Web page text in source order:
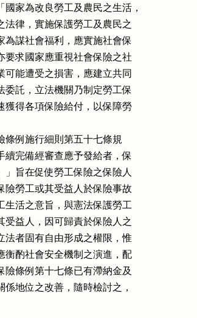
相關依法令從事公務之人員，如因故意或過失違背上開作業期限規定，或怠
        於執行職務，致人民權益遭受損害者，核屬是否應由國家負損害賠償責任問
        題，與應否加計遲延利息無關。」

協同意見書                                                  大法官  許宗力
    本件聲請人與本院釋字第五六八號解釋係同一聲請人。聲請人前因其夫於民國八
十七年間不幸離世，而以勞工保險（下稱勞保）受益人身分，向勞工保險局（下稱勞
保局）請領勞保給付，勞保局認其夫之投保單位曾有逾期未繳保險費之事實，該局業
依當時有效之勞工保險條例施行細則第十八條規定逕予退保，該保險事故發生時已無
保險關係，拒絕給付。聲請人不服，歷經爭訟程序後向本院聲請解釋，經本院以釋字
第五六八號解釋宣告勞工保險條例施行細則第十八條訂定母法所無之退保事由，與法
律保留原則有違在案。
    勞保局據上開解釋意旨重新審查、核付聲請人勞工保險給付。然聲請人認其勞保
給付之申請係於八十七年八月間提出，依勞工保險條例施行細則第五十七條規定（下
稱系爭規定），保險人應於收到申請現金給付之申請書之日起十日內，發給保險給付
，但本件申請卻因法令違憲，備嘗訟累艱辛，始於提出申請日後一千九百八十九日獲
得給付，從而主張保險人應按保險法第三十四條規定，給付遲延利息。聲請人上開主
張於訴願、行政訴訟均遭駁回，聲請人乃再度向本院聲請解釋。
    因此，本件爭點在於勞工保險法及其施行細則並未明文規定保險人給付遲延時，
應給付遲延利息，此種立法不作為是否對人民構成憲法上權利之侵害？又構成何種憲
法權利之侵害？換言之，人民有無憲法上之請求權可以請求本院宣告此種立法不作為
違憲？而本院又該如何予以審查？
    本案係因遲延利息所生，但多數意見在各方折衝之下，僅能輕描淡寫系爭規定合
憲，卻連爭點所在的「遲延利息」四字都不見諸解釋文與理由書，遑論對立法不作為
的違憲審查問題有較為深入的著墨，尤其未明確論述人民在面對勞保給付遲延利息的
立法不作為時，是否確有憲法上之請求權，可以就此向本院聲請解釋憲法。又即使在
解釋理由書文末數語指出主管機關將來改進法制之方向，以完全切合憲法第一百五十
三條意旨，但以其用語之模糊，恐怕主管機關亦難甚解其意。另一方面，無論多數意
見有多少為德不卒之憾，其畢竟以相當之努力，關注遲延利息這個在整體勞工保護法
制上較少受人注意的議題，本席自亦不樂見其間所涉及的憲法解釋方法問題，和對主
管機關所透露的微言大義，盡沒於簡賅之行文中，爰提協同意見書補充如下。
一、勞保給付之遲延利息受憲法第十五條財產權之保障
        勞保給付係屬憲法第十五條財產權保障之範圍。最主要的理由是，勞保給付
    並非單純社會福利給付，而須由勞工負擔一定之對價。固然基於勞工保護之政策
    及其社會保險之特性，勞保之費率與承保之風險間不完全對應，且保費有相當比
    例係由雇主及政府依法負擔，勞工所負擔者並非全額，因此沖淡了勞工保險給付
    之於保險費的對價性，但無論如何，在勞工仍須依法繳納保險費的前提下，保險
    事故發生後所應給予之保險給付，即使不是百分之百，仍是其保險費之對待給付
    ，基於其對待給付的性質，勞保給付應受憲法財產權之保障（註一）。
        本院有關勞工保險之多數解釋，通常僅論及勞工保險係立法者為完成憲法第
    一百五十三條、第一百五十五條、增修條文第十條第八項規定之憲法委託，所設
    之勞工保護制度，於此之外雖然承認勞工依法加入勞工保險及因此所生之公法上
    權利應受憲法保護，但往往不點明個案具體涉及之憲法上權利為何，如釋字第四
    五六號解釋（加保資格限制）、釋字第五四九號解釋（請領遺屬津貼之限制）、
    釋字第五六八號解釋（逕行退保事由）、釋字第六○九號解釋（請領死亡給付之
    限制）均是。不過，至少釋字第五六○號解釋曾指明該案中對喪葬津貼之限制未
    違反憲法第十五條規定，由此看來勞保給付係受憲法第十五條財產權之保障，在
    理論上及解釋前例上，應已確立無疑。
        惟解釋前例雖已確認諸如遺屬津貼、死亡給付與喪葬津貼等勞保給付係屬憲
    法第十五條之保障範圍，但本案與上述解釋仍有不同：前述各號解釋所涉勞保給
    付，均已有法律明定，聲請人等因被排除在他人可依法請領之給付外而聲請解釋
    ；本案則涉及勞保制度中缺席的給付遲延利息—對於尚未經法律明定的給付，我
    們能否站在上揭各解釋之基礎上，進一步承認其亦受憲法保障，又確切在憲法上
    之權利基礎何在？
        本席以為因勞保給付遲延而滋生的遲延利息給付，應如同勞保給付一般，屬
    於憲法第十五條財產權保障之範圍。保險人在保險事故發生時，基於保險契約對
    被保險人或受益人負擔一定之保險給付，係保險人之主要給付義務，而遲延利息
    則為該主要給付陷於給付遲延時所發生之附隨給付義務。當被保險人或受益人對
    上述之主要保險給付享有公法上財產請求權，且該請求權係受憲法保障時，為使
    憲法保障成為有效而有意義的保障，該附隨給付勢須如同主要給付義務一般，一
    併納入憲法財產權保障的範圍。否則若被保險人或受益人對保險人給付遲延所生
    的損害無從請求，稽延日久勢必侵蝕勞保給付的財產本體，而使憲法保障該公法
    上財產請求權之意旨落空。試想：倘被保險人提出申請之五年、甚至十年後始獲
    給付，數年間因自然通貨膨脹所造成的幣值減損以及利息損失等因素，縱給付數
    額不變仍直接減損所獲給付之實際價值。總之，遲延利息給付乃為充分保存勞保
    給付之完整價值，所不可或缺的制度，必須同時納入憲法財產權之保障範圍內，
    唯有如此，憲法對勞保給付之保障始能稱之為有效且有意義之保障。
二、勞保給付遲延利息之立法不作為與憲法第十五條保障人民財產權之意旨有違
        不過，勞保給付之遲延利息受憲法財產權保護之結論，並不立即意謂立法者
    怠未規定相關法制即屬違憲。正如在立法作為侵害自由權的情形，即使確認憲法
    所保障的自由權受到系爭法律之限制，也不必然就是違憲，仍須視其是否能通過
    比例原則之審查。棘手的是，本院過去未曾建立過有關立法不作為的違憲審查基
    準（註二），而憲法第二十三條揭示的比例原則似僅對立法作為有所適用，不及
    於立法不作為；且憲法第一百五十三條縱規定保護勞工之憲法委託，然立法者如
    何落實該立法委託，仍享有相當廣泛的立法形成空間，此愈增司法審查上的困難
    。
        但本席認為通過以下兩道釋憲方法上的橋樑，我們仍舊可以在本案中判斷該
    立法不作為是否違憲：其一，只要我們同意比例原則的控制就是對國家行為的一
    種目的與手段關係之控制（Zweck-Mittel-Kontrolle），而國家之行為，無論是
    決定採取特定行動，或決定不採取行動，也都須受目的與手段關係之控制，則即
    使憲法第二十三條之比例原則只適用於立法作為，我們仍非不能直接回溯至法治
    國之比例原則，將立法不作為所涉及的基本權利侵害嚴重性，與該立法不作為的
    正當理由，兩相權衡。其二，立法者如何落實憲法委託，固享有廣泛的立法形成
    空間，但藉由與若干類似制度的比對，我們仍非不能評估該不作為是否屬對勞工
    的保護不足，而判斷其是否構成違憲。
        在本件中可供我們對比、評估系爭立法不作為之可非難性的制度座標至少有
    二：首先，與公教人員保險相較，公教人員保險法第二十二條規定，公保給付之
    承保機關如逾期給付且可歸責，逾期部分應加給利息。同法施行細則第四十六條
    並規定遲延利息之計算方式。國家對公務員與勞工均負有照顧義務，公教人員保
    險與勞工保險雖然對象不同，但都是社會保險制度的一環，遲延利息之規定卻前
    者有之、後者無之，況且國家採行勞工保護政策尚有來自明文的憲法委託，這是
    國家對公務員之保護所無者，但公教人員保險法對於被保險人之權益保障，卻遠
    較勞工保險法完備，這至少不是簡單以二者